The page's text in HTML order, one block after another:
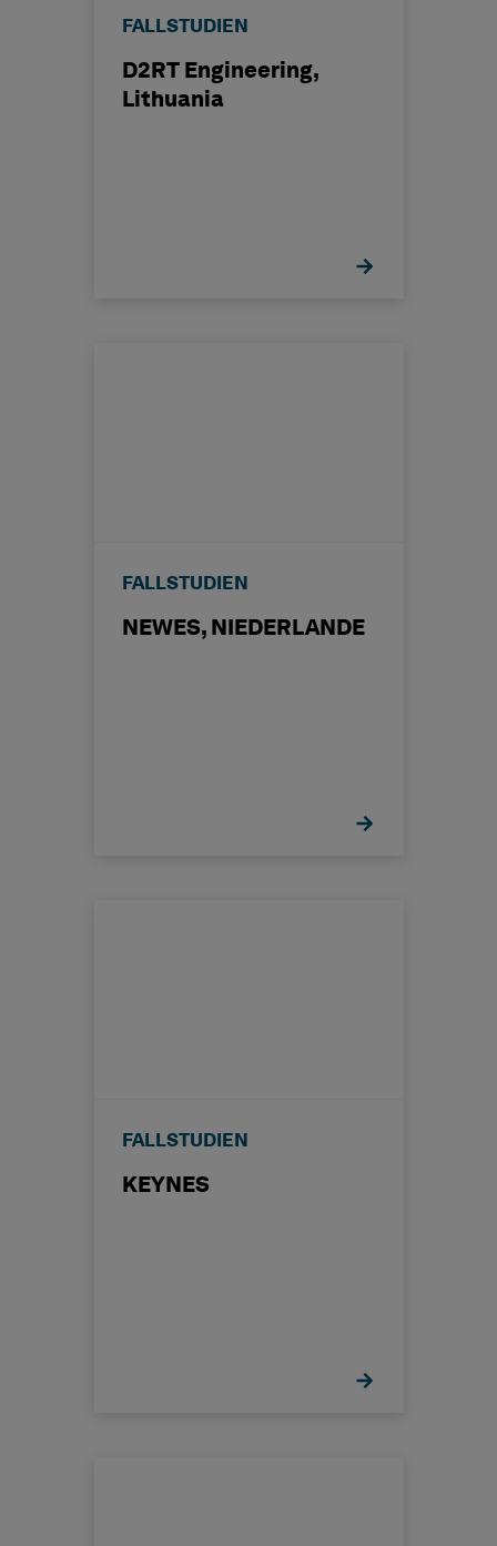
FALLSTUDIEN
D2RT Engineering,
Lithuania
FALLSTUDIEN
NEWES, NIEDERLANDE
FALLSTUDIEN
KEYNES